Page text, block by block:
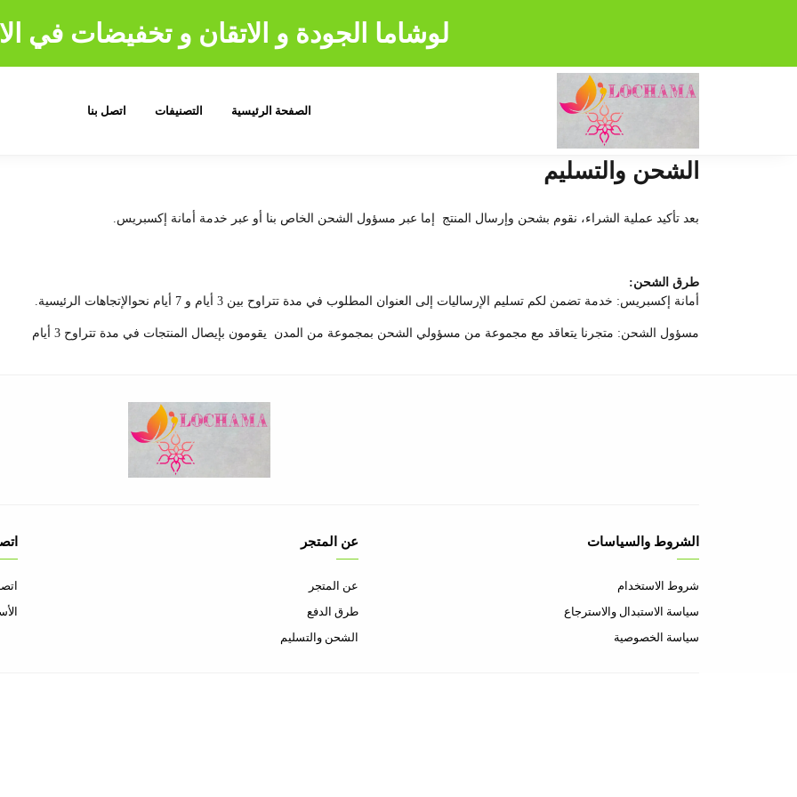
لوشاما الجودة و الاتقان و تخفيضات في
الصفحة الرئيسية التصنيفات اتصل بنا
الشحن والتسليم
بعد تأكيد عملية الشراء، نقوم بشحن وإرسال المنتج إما عبر مسؤول الشحن الخاص بنا أو عبر خدمة أمانة إكسبريس.
طرق الشحن:
أمانة إكسبريس: خدمة تضمن لكم تسليم الإرساليات إلى العنوان المطلوب في مدة تتراوح بين 3 أيام و 7 أيام نحوالإتجاهات الرئيسية.
مسؤول الشحن: متجرنا يتعاقد مع مجموعة من مسؤولي الشحن بمجموعة من المدن يقومون بإيصال المنتجات في مدة تتراوح 3 أيام
الشروط والسياسات
شروط الاستخدام
سياسة الاستبدال والاسترجاع
سياسة الخصوصية
عن المتجر
عن المتجر
طرق الدفع
الشحن والتسليم